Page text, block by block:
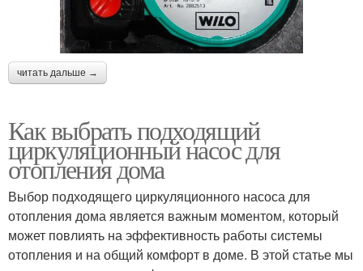
читать дальше →
Как выбрать подходящий
циркуляционный насос для
отопления дома
Выбор подходящего циркуляционного насоса для
отопления дома является важным моментом, который
может повлиять на эффективность работы системы
отопления и на общий комфорт в доме. В этой статье мы